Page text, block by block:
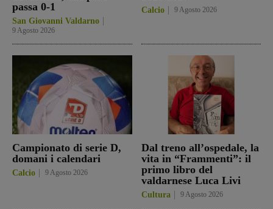
passa 0-1
San Giovanni Valdarno
9 Agosto 2026
Calcio 9 Agosto 2026
Campionato di serie D,
domani i calendari
Calcio 9 Agosto 2026
Dal treno all’ospedale, la
vita in “Frammenti”: il
primo libro del
valdarnese Luca Livi
Cultura 9 Agosto 2026